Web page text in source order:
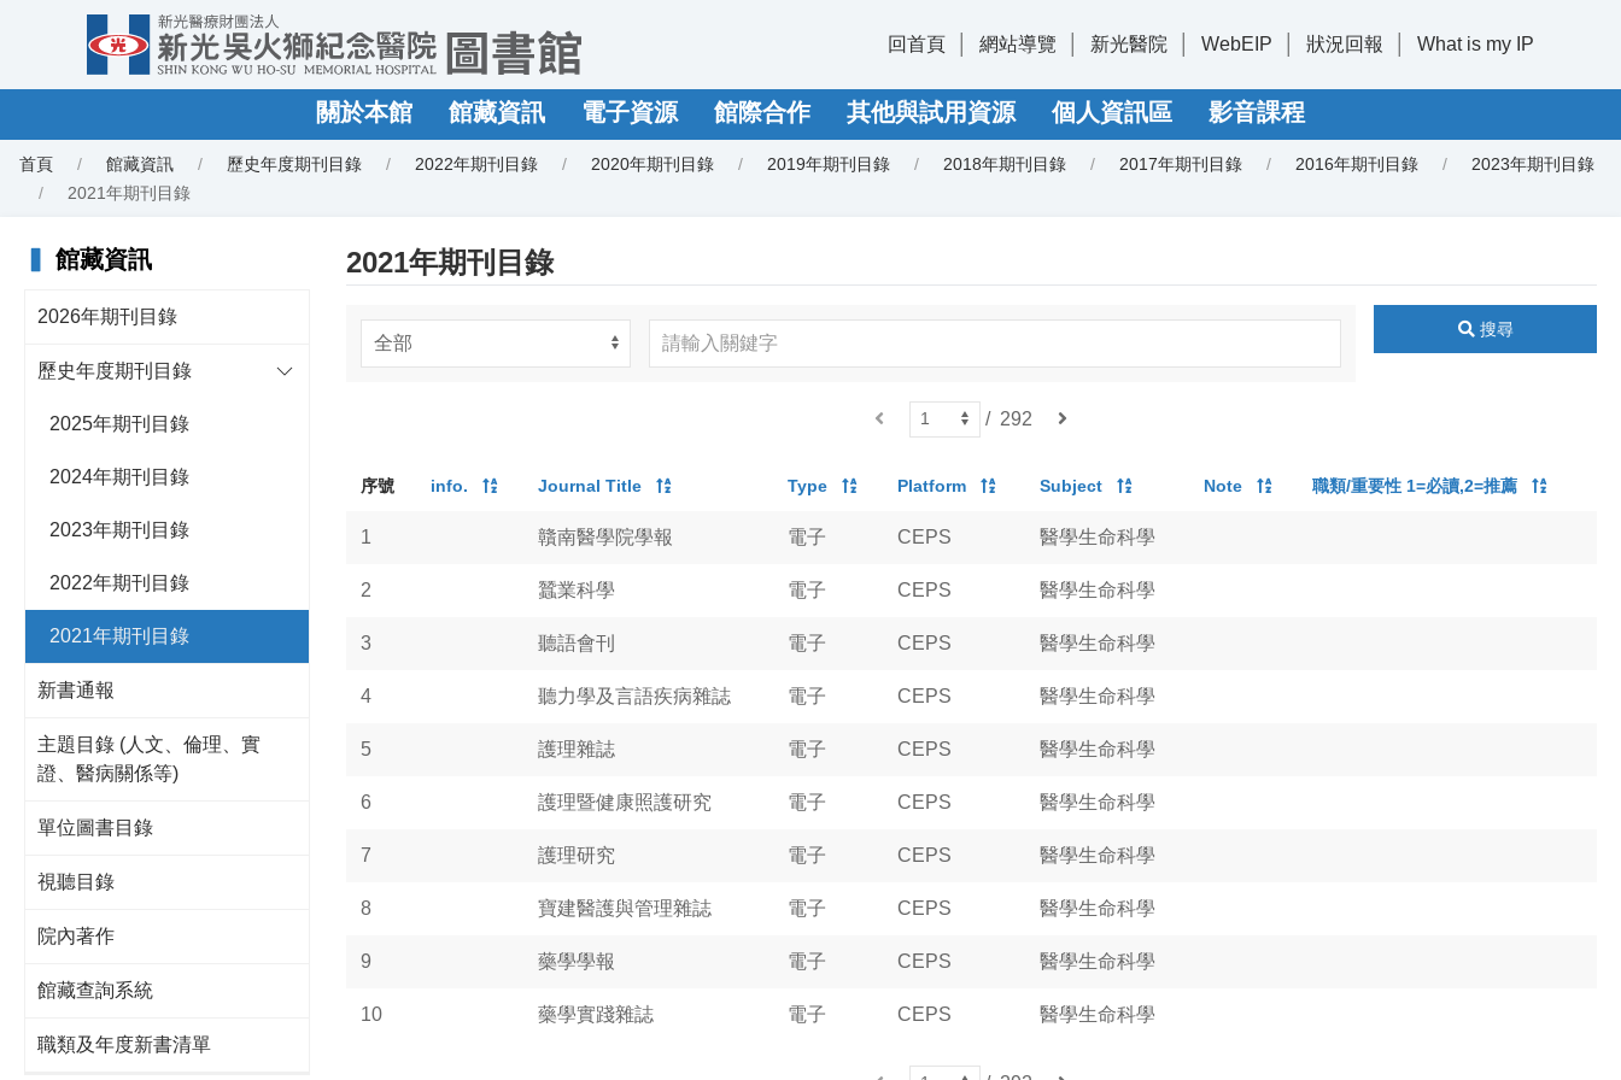
回首頁 網站導覽 新光醫院 WebEIP 狀況回報 What is my IP
關於本館 館藏資訊 電子資源 館際合作 其他與試用資源 個人資訊區 影音課程
首頁 館藏資訊 歷史年度期刊目錄 2022年期刊目錄 2020年期刊目錄 2019年期刊目錄 2018年期刊目錄 2017年期刊目錄 2016年期刊目錄
2023年期刊目錄
2021年期刊目錄
館藏資訊
2026年期刊目錄
歷史年度期刊目錄
2025年期刊目錄
2024年期刊目錄
2023年期刊目錄
2022年期刊目錄
2021年期刊目錄
新書通報
主題目錄 (人文、倫理、實
證、醫病關係等)
單位圖書目錄
視聽目錄
院內著作
館藏查詢系統
職類及年度新書清單
2021年期刊目錄
搜尋
頁
/ 292
下
頁
序號 info. Journal Title Type Platform Subject Note 職類/重要性 1=必讀,2=推薦
1 贛南醫學院學報 電子 CEPS 醫學生命科學
2 蠶業科學 電子 CEPS 醫學生命科學
3 聽語會刊 電子 CEPS 醫學生命科學
4 聽力學及言語疾病雜誌 電子 CEPS 醫學生命科學
5 護理雜誌 電子 CEPS 醫學生命科學
6 護理暨健康照護研究 電子 CEPS 醫學生命科學
7 護理研究 電子 CEPS 醫學生命科學
8 寶建醫護與管理雜誌 電子 CEPS 醫學生命科學
9 藥學學報 電子 CEPS 醫學生命科學
10 藥學實踐雜誌 電子 CEPS 醫學生命科學